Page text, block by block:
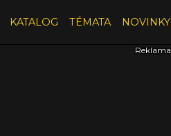
KATALOG TÉMATA NOVINKY